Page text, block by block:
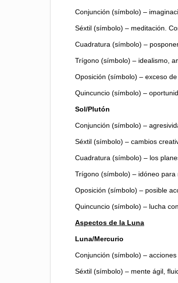
Conjunción (símbolo) –
Séxtil (símbolo) – meditación.
Cuadratura (símbolo) –
Trígono (símbolo) – idealismo,
Oposición (símbolo) – exceso
Quincuncio (símbolo) –
Sol/Plutón
Conjunción (símbolo) –
Séxtil (símbolo) – cambios
Cuadratura (símbolo) – los
Trígono (símbolo) – idóneo para
Oposición (símbolo) – posible
Quincuncio (símbolo) – lucha
Aspectos de la Luna
Luna/Mercurio
Conjunción (símbolo) –
Séxtil (símbolo) – mente ágil,